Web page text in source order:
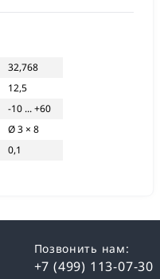
32,768
12,5
-10 ... +60
Ø 3 × 8
0,1
Позвонить нам:
+7 (499) 113-07-30